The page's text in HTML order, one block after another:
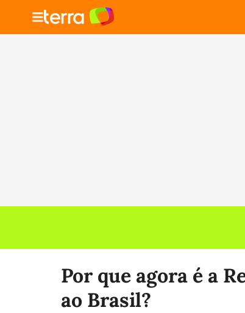
Por que agora é a
ao Brasil?